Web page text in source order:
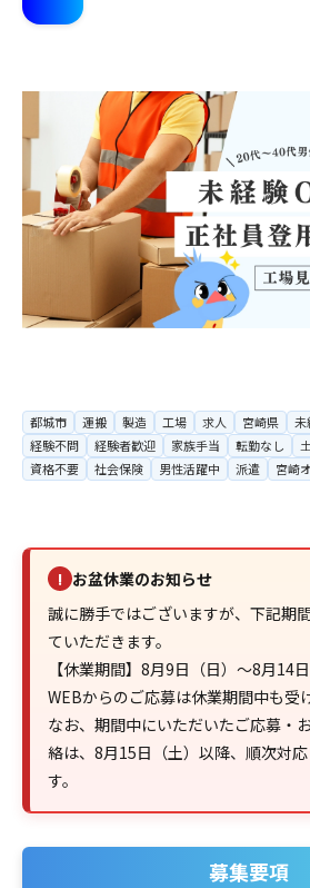
都城市 運搬 製造 工場 求人 宮崎県 未
経験不問
経験者歓迎 家族手当 転勤なし
資格不要
社会保険 男性活躍中 派遣 宮崎
! お盆休業のお知らせ
誠に勝手ではございますが、下記期
ていただきます。
【休業期間】8月9日（日）～8月14日
WEBからのご応募は休業期間中も受
なお、期間中にいただいたご応募・
絡は、8月15日（土）以降、順次対
す。
募集要項